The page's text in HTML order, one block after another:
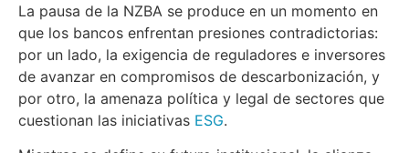
La pausa de la NZBA se produce en un momento en
que los bancos enfrentan presiones contradictorias:
por un lado, la exigencia de reguladores e inversores
de avanzar en compromisos de descarbonización, y
por otro, la amenaza política y legal de sectores que
cuestionan las iniciativas ESG.